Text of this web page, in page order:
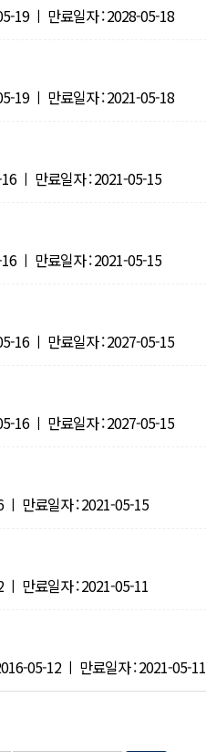
19 ㅣ 만료일자 : 2028-05-18
19 ㅣ 만료일자 : 2021-05-18
ㅣ 만료일자 : 2021-05-15
ㅣ 만료일자 : 2021-05-15
16 ㅣ 만료일자 : 2027-05-15
16 ㅣ 만료일자 : 2027-05-15
ㅣ 만료일자 : 2021-05-15
만료일자 : 2021-05-11
05-12 ㅣ 만료일자 : 2021-05-11